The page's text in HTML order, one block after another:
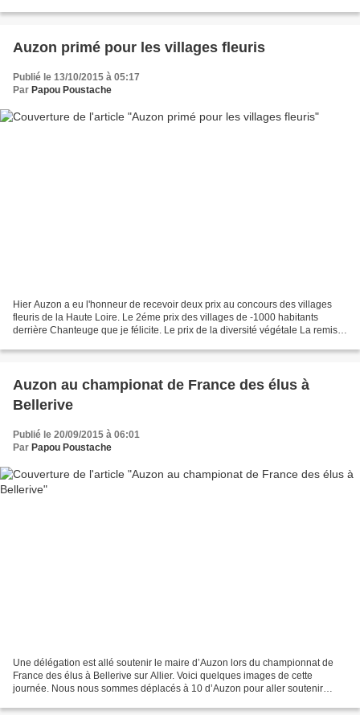
Auzon primé pour les villages fleuris
Publié le 13/10/2015 à 05:17
Par Papou Poustache
Hier Auzon a eu l'honneur de recevoir deux prix au concours des villages
fleuris de la Haute Loire. Le 2éme prix des villages de -1000 habitants
derrière Chanteuge que je félicite. Le prix de la diversité végétale La remise
Auzon au championat de France des élus à
Bellerive
Publié le 20/09/2015 à 06:01
Par Papou Poustache
Une délégation est allé soutenir le maire d’Auzon lors du championnat de
France des élus à Bellerive sur Allier. Voici quelques images de cette
journée. Nous nous sommes déplacés à 10 d’Auzon pour aller soutenir